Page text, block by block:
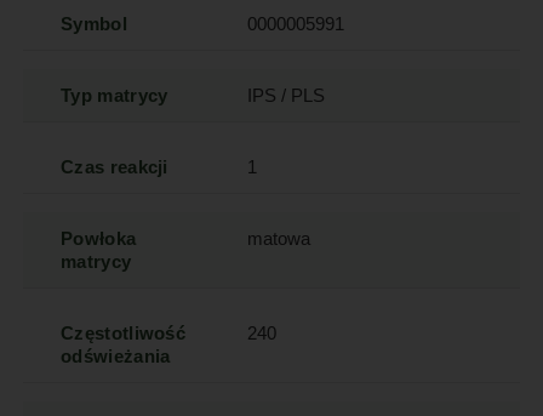
Symbol 0000005991
Typ matrycy IPS / PLS
Czas reakcji 1
Powłoka
matrycy
matowa
Częstotliwość
odświeżania
240